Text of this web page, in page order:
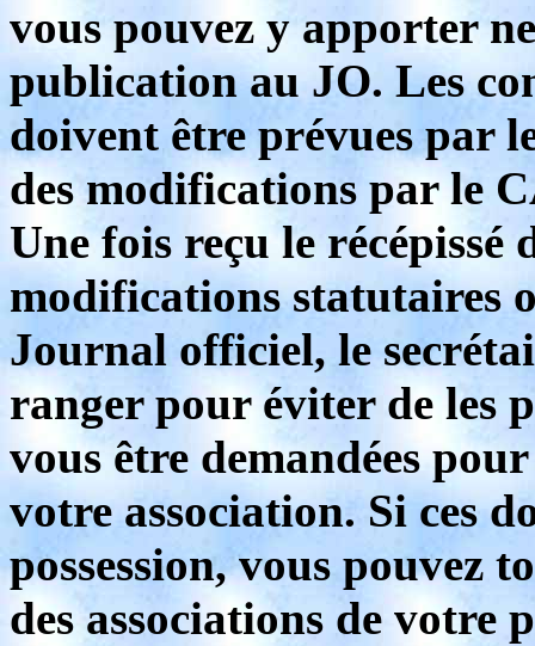
vous pouvez y apporter
publication au JO. Les
doivent être prévues par
des modifications par le
Une fois reçu le récépissé
modifications statutaires
Journal officiel, le
ranger pour éviter de les
vous être demandées
votre association. Si ces
possession, vous pouvez
des associations de votre